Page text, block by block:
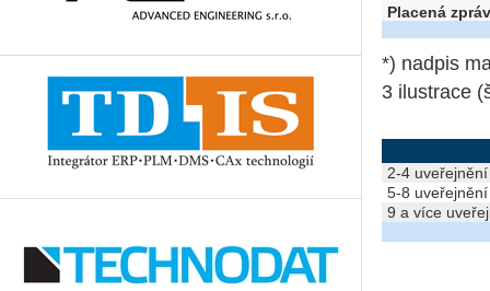
Placená
*) nadpis
3 ilustrace
2-4 uveřejnění
5-8 uveřejnění
9 a více